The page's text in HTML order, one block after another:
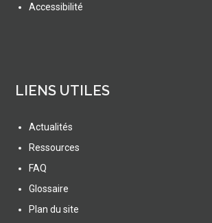
Accessibilité
LIENS UTILES
Actualités
Ressources
FAQ
Glossaire
Plan du site